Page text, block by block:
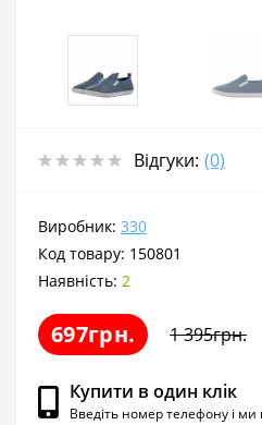
Відгуки: (0)
Виробник: 330
Код товару: 150801
Наявність: 2
697грн. 1 395грн.
Купити в один клік
Введіть номер телефону і